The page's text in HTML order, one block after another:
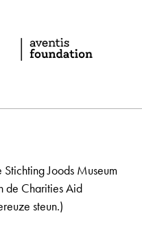
Joods Museum
de Charities Aid
steun.)